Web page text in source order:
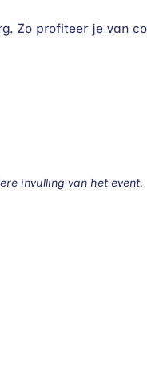
Zo profiteer je van
invulling van het event.